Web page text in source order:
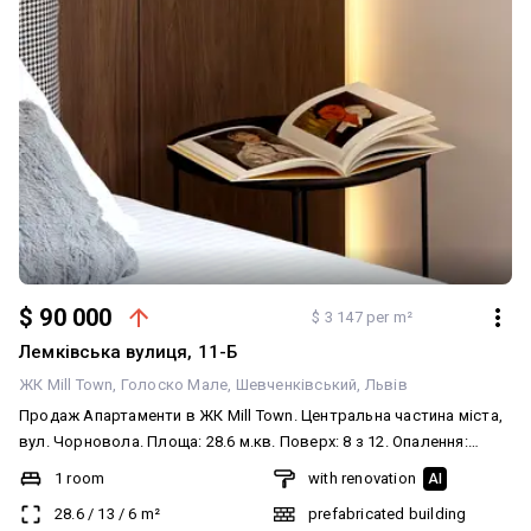
$ 90 000 $ 3 147 per m²
Лемківська вулиця, 11-Б
ЖК Mill Town Голоско Мале Шевченківський Львів
Продаж Апартаменти в ЖК Mill Town. Центральна частина міста,
вул. Чорновола. Площа: 28.6 м.кв. Поверх: 8 з 12. Опалення:
Котельня, кондиціонер, підігрів підлоги у ванній. Бойлер 80 літрів
горизонту. Двоспальне ліжко, обідня зона, душова кабіна,
1 room
28.6/ 13 /6 m²
with renovation AI
prefabricated building